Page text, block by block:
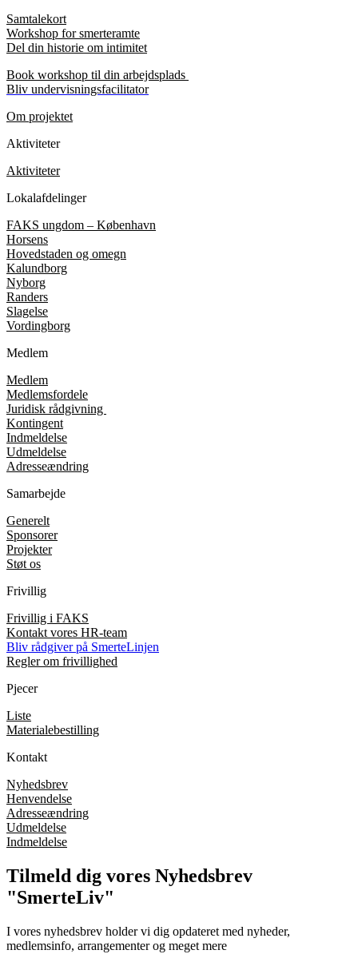
Samtalekort
Workshop for smerteramte
Del din historie om intimitet
Book workshop til din arbejdsplads
Bliv undervisningsfacilitator
Om projektet
Aktiviteter
Aktiviteter
Lokalafdelinger
FAKS ungdom – København
Horsens
Hovedstaden og omegn
Kalundborg
Nyborg
Randers
Slagelse
Vordingborg
Medlem
Medlem
Medlemsfordele
Juridisk rådgivning
Kontingent
Indmeldelse
Udmeldelse
Adresseændring
Samarbejde
Generelt
Sponsorer
Projekter
Støt os
Frivillig
Frivillig i FAKS
Kontakt vores HR-team
Bliv rådgiver på SmerteLinjen
Regler om frivillighed
Pjecer
Liste
Materialebestilling
Kontakt
Nyhedsbrev
Henvendelse
Adresseændring
Udmeldelse
Indmeldelse
Tilmeld dig vores Nyhedsbrev
"SmerteLiv"
I vores nyhedsbrev holder vi dig opdateret med nyheder,
medlemsinfo, arrangementer og meget mere